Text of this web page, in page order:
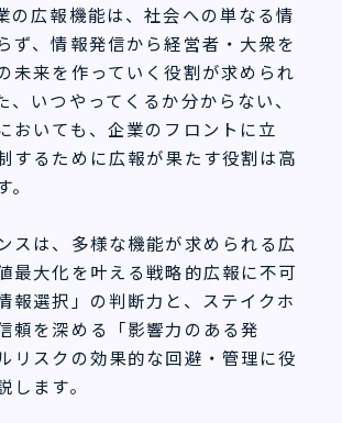
の広報機能は、社会への単なる情
ず、情報発信から経営者・大衆を
未来を作っていく役割が求められ
、いつやってくるか分からない、
おいても、企業のフロントに立
するために広報が果たす役割は高
スは、多様な機能が求められる広
最大化を叶える戦略的広報に不可
報選択」の判断力と、ステイクホ
頼を深める「影響力のある発
リスクの効果的な回避・管理に役
します。